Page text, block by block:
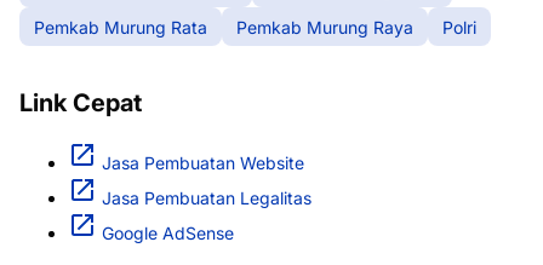
Pemkab Murung Rata
Pemkab Murung Raya Polri
Link Cepat
Jasa Pembuatan Website
Jasa Pembuatan Legalitas
Google AdSense